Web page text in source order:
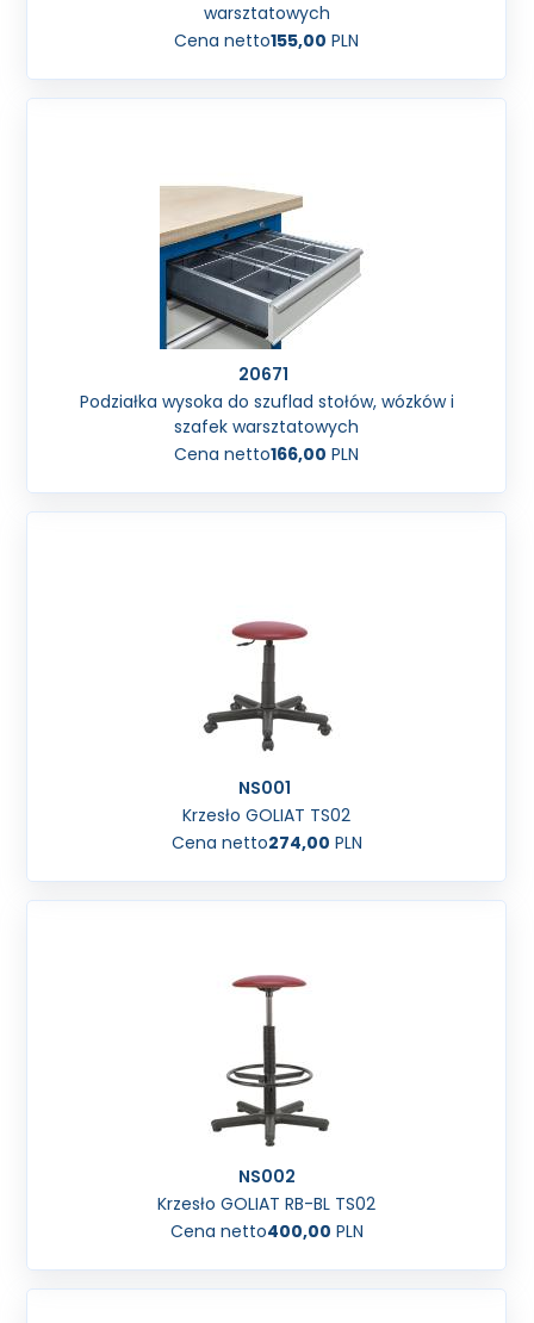
warsztatowych
Cena netto155,00 PLN
20671
Podziałka wysoka do szuflad stołów, wózków i
szafek warsztatowych
Cena netto166,00 PLN
NS001
Krzesło GOLIAT TS02
Cena netto274,00 PLN
NS002
Krzesło GOLIAT RB-BL TS02
Cena netto400,00 PLN